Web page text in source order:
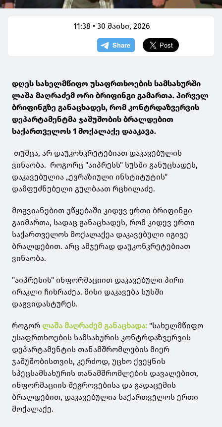
11:38 • 30 მაისი, 2026
დღეს სახელმწიფო უსაფრთხოების სამსახურში
ლაშა მაღრაძემ ორი ბრიფინგი გამართა. პირველ
ბრიფინგზე განაცხადეს, რომ კონტრდაზვერვის
დეპარტამენტმა ჯაშუშობის ბრალდებით
საქართველოს 1 მოქალაქე დააკავა.
თუმცა, არ დაუკონკრეტებიათ დაკავებულის
ვინაობა. როგორც "აიპრესს" სუსში განუცხადეს,
დაკავებულია „ევრაზიული ინსტიტუტის“
დამფუძნებელი გულბაათ რცხილაძე.
მოგვიანებით უწყებაში კიდევ ერთი ბრიფინგი
გაიმართა, სადაც განაცხადეს, რომ კიდევ ერთი
საქართველოს მოქალაქეა დაკავებული იგივე
ბრალდებით. არც ამჯერად დაუკონკრეტებიათ
ვინაობა.
"აიპრესის" ინფორმაციით დაკავებული პირი
ირაკლი ჩიხრაძეა. მისი დაკავება სუსში
დაგვიდასტურეს.
როგორ ლაშა მაღრაძემ განაცხადა: "სახელმწიფო
უსაფრთხოების სამსახურის კონტრდაზვერვის
დეპარტამენტის თანამშრომლების მიერ
ჯაშუშობისთვის, კერძოდ, უცხო ქვეყნის
სპეცსამსახურის თანამშრომლების დავალებით,
ინფორმაციის შეგროვებისა და გადაცემის
ბრალდებით, დაკავებულია საქართველოს ერთი
მოქალაქე.